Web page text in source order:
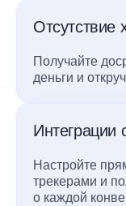
Отсутствие
Получайте
деньги и
Интеграции
Настройте
трекерами и
о каждой